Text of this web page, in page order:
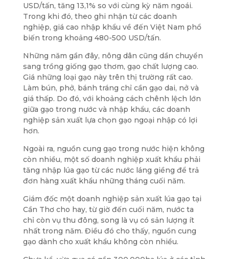
USD/tấn, tăng 13,1% so với cùng kỳ năm ngoái.
Trong khi đó, theo ghi nhận từ các doanh
nghiệp, giá cao nhập khẩu về đến Việt Nam phổ
biến trong khoảng 480-500 USD/tấn.
Những năm gần đây, nông dân cũng dần chuyển
sang trồng giống gạo thơm, gạo chất lượng cao.
Giá những loại gạo này trên thị trường rất cao.
Làm bún, phở, bánh tráng chỉ cần gạo dai, nở và
giá thấp. Do đó, với khoảng cách chênh lệch lớn
giữa gạo trong nước và nhập khẩu, các doanh
nghiệp sản xuất lựa chọn gạo ngoại nhập có lợi
hơn.
Ngoài ra, nguồn cung gạo trong nước hiện không
còn nhiều, một số doanh nghiệp xuất khẩu phải
tăng nhập lúa gạo từ các nước láng giềng để trả
đơn hàng xuất khẩu những tháng cuối năm.
Giám đốc một doanh nghiệp sản xuất lúa gạo tại
Cần Thơ cho hay, từ giờ đến cuối năm, nước ta
chỉ còn vụ thu đông, song là vụ có sản lượng ít
nhất trong năm. Điều đó cho thấy, nguồn cung
gạo dành cho xuất khẩu không còn nhiều.